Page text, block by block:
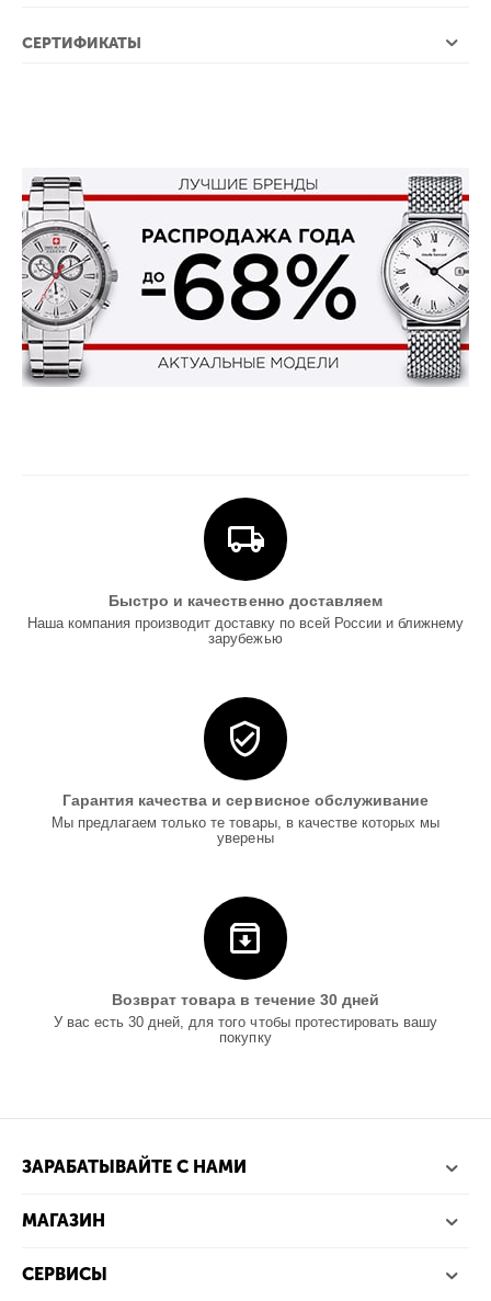
СЕРТИФИКАТЫ
Быстро и качественно доставляем
Наша компания производит доставку по всей России и ближнему
зарубежью
Гарантия качества и сервисное обслуживание
Мы предлагаем только те товары, в качестве которых мы
уверены
Возврат товара в течение 30 дней
У вас есть 30 дней, для того чтобы протестировать вашу
покупку
ЗАРАБАТЫВАЙТЕ С НАМИ
МАГАЗИН
СЕРВИСЫ